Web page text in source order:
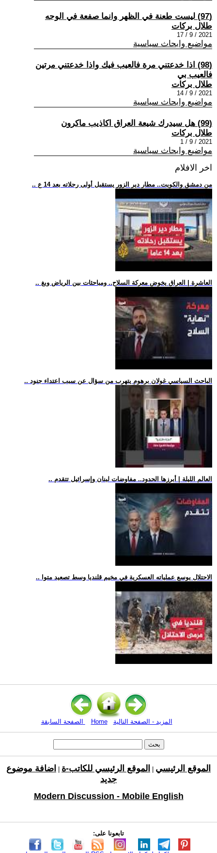
(97) ليست طعنة في الظهر وانما صفعة في الوجه
طلال بركات
2021 / 9 / 17
مواضيع وابحاث سياسية
(98) اذا خدعتني مرة فالعيب فيك واذا خدعتني مرتين
فالعيب بي
طلال بركات
2021 / 9 / 14
مواضيع وابحاث سياسية
(99) هل سيدرك شيعة العراق اكاذيب ماكرون
طلال بركات
2021 / 9 / 1
مواضيع وابحاث سياسية
اخر الافلام
.. من دمشق والكويت.. مطار دير الزور يستقبل أولى رحلاته بعد 14 ع
.. العاشرة | العراق يخوض معركة السلاح.. ومباحثات بين الرياض وبغ
.. الباحث السياسي غولان برهوم يتهرب من سؤال عن سبب اعتداء جنود
.. العالم الليلة | أبرزها الحدود.. مفاوضات لبنان وإسرائيل تتقدم
.. الاحتلال يوسع عملياته العسكرية في مخيم قلنديا وسط تصعيد متوا
Home المزيد - الصفحة التالية
الموقع الرئيسي الموقع الرئيسي للكاتب-ة
اضافة موضوع
جديد
Modern Discussion - Mobile English
تابعونا على: